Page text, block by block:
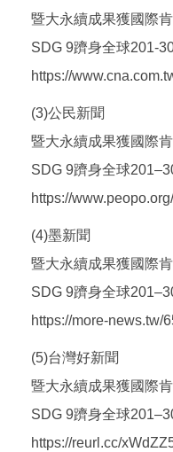
暨大永續成果獲國際
SDG 9躋身全球201-
https://
(3)公民新聞
暨大永續成果獲國際
SDG 9躋身全球
https://
(4)墨新聞
暨大永續成果獲國際
SDG 9躋身全球
https://more-news.tw/
(5)台灣好新聞
暨大永續成果獲國際
SDG 9躋身全球
https://reurl.cc/